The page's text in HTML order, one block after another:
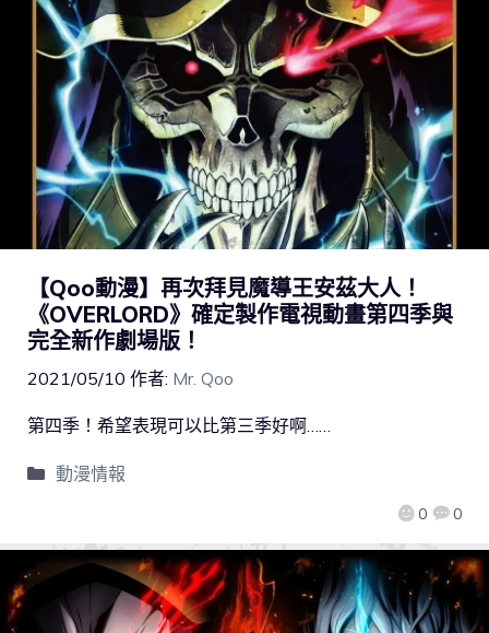
【Qoo動漫】再次拜見魔導王安茲大人！
《OVERLORD》確定製作電視動畫第四季與
完全新作劇場版！
2021/05/10 作者: Mr. Qoo
0 0
第四季！希望表現可以比第三季好啊……
動漫情報